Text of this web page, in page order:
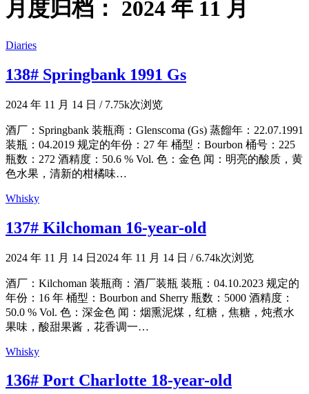
月度归档： 2024 年 11 月
Diaries
138# Springbank 1991 Gs
2024 年 11 月 14 日 /7.75k次浏览
酒厂：Springbank 装瓶商：Glenscoma (Gs) 蒸餾年：22.07.1991
装瓶：04.2019 规定的年份：27 年 桶型：Bourbon 桶号：225
瓶数：272 酒精度：50.6 % Vol. 色：金色 闻：明亮的酸质，黄
色水果，清新的柑橘味…
Whisky
137# Kilchoman 16-year-old
2024 年 11 月 14 日 2024 年 11 月 14 日 /6.74k次浏览
酒厂：Kilchoman 装瓶商：酒厂装瓶 装瓶：04.10.2023 规定的
年份：16 年 桶型：Bourbon and Sherry 瓶数：5000 酒精度：
50.0 % Vol. 色：深金色 闻：烟熏泥煤，红糖，焦糖，炖煮水
果味，酸甜果酱，花香调一…
Whisky
136# Port Charlotte 18-year-old